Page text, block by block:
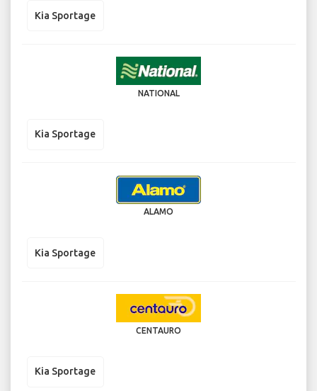
Kia Sportage
NATIONAL
Kia Sportage
ALAMO
Kia Sportage
CENTAURO
Kia Sportage